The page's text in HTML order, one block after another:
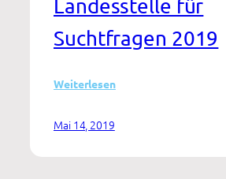
Landesstelle für
Suchtfragen 2019
Weiterlesen:
k.o.
Mai 14, 2019